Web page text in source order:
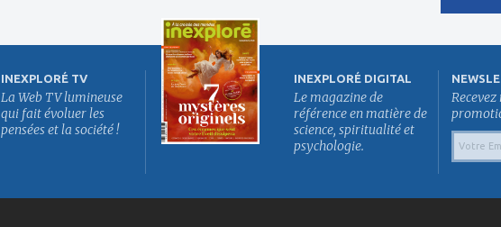
INEXPLORÉ TV
La Web TV lumineuse
qui fait évoluer les
pensées et la société !
INEXPLORÉ DIGITAL
Le magazine de
référence en matière de
science, spiritualité et
psychologie.